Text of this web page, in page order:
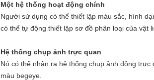
Một hệ thống hoạt động chính
Người sử dụng có thể thiết lập màu sắc, hình
có thể tự động thiết lập sơ đồ phân loại của vật
Hệ thống chụp ảnh trực quan
Nó có thể nhận ra hệ thống chụp ảnh động
màu begeye.